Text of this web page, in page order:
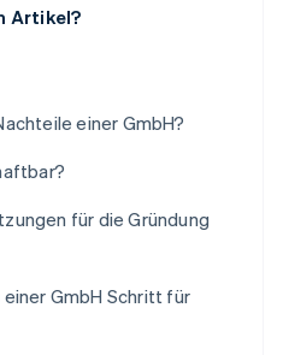
Artikel?
einer GmbH?
für die Gründung
GmbH Schritt für